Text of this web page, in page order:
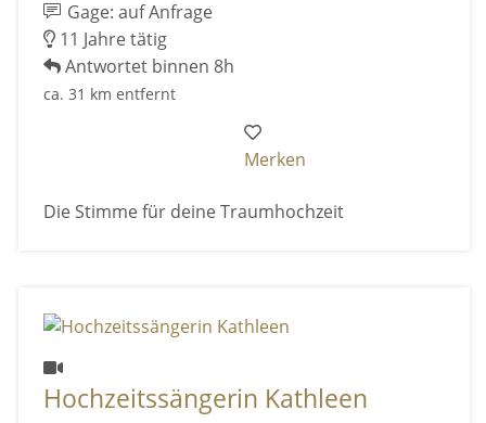
Gage: auf Anfrage
11 Jahre tätig
Antwortet binnen 8h
ca. 31 km entfernt
Merken
Die Stimme für deine Traumhochzeit
Hochzeitssängerin Kathleen